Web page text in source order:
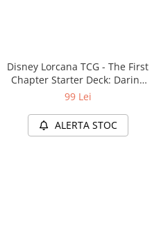
Disney Lorcana TCG - The First
Chapter Starter Deck: Daring
and Deception (EN)
99 Lei
ALERTA STOC